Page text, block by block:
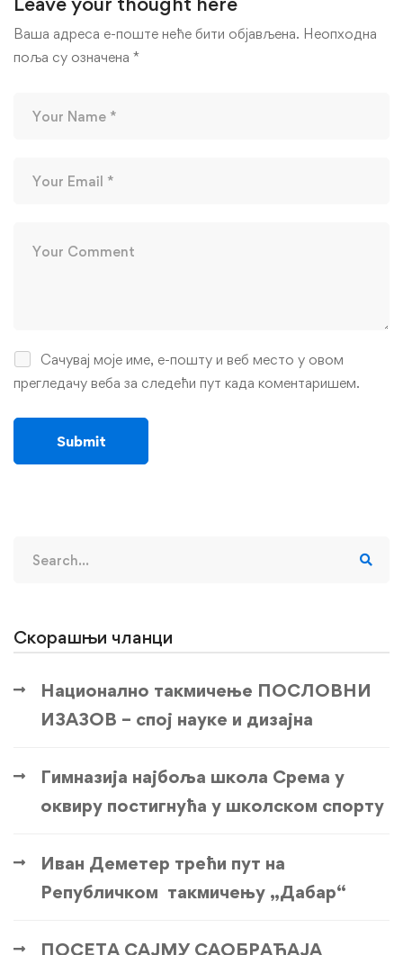
Ваша адреса е-поште неће бити објављена. Неопходна
поља су означена *
Сачувај моје име, е-пошту и веб место у овом
прегледачу веба за следећи пут када коментаришем.
for:
Скорашњи чланци
Национално такмичење ПОСЛОВНИ
ИЗАЗОВ – спој науке и дизајна
Гимназија најбоља школа Срема у
оквиру постигнућа у школском спорту
Иван Деметер трећи пут на
Републичком такмичењу „Дабар“
ПОСЕТА САЈМУ САОБРАЋАЈА